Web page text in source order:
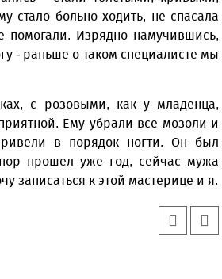
стало больно ходить, не спасала
Изрядно намучившись,
- раньше о таком специалисте мы
с розовыми, как у младенца,
Ему убрали все мозоли и
в порядок ногти. Он был
прошел уже год, сейчас мужа
записаться к этой мастерице и я.